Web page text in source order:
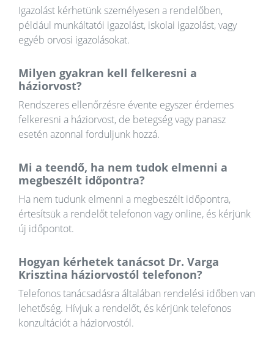
Igazolást kérhetünk személyesen a rendelőben,
például munkáltatói igazolást, iskolai igazolást, vagy
egyéb orvosi igazolásokat.
Milyen gyakran kell felkeresni a
háziorvost?
Rendszeres ellenőrzésre évente egyszer érdemes
felkeresni a háziorvost, de betegség vagy panasz
esetén azonnal forduljunk hozzá.
Mi a teendő, ha nem tudok elmenni a
megbeszélt időpontra?
Ha nem tudunk elmenni a megbeszélt időpontra,
értesítsük a rendelőt telefonon vagy online, és kérjünk
új időpontot.
Hogyan kérhetek tanácsot Dr. Varga
Krisztina háziorvostól telefonon?
Telefonos tanácsadásra általában rendelési időben van
lehetőség. Hívjuk a rendelőt, és kérjünk telefonos
konzultációt a háziorvostól.